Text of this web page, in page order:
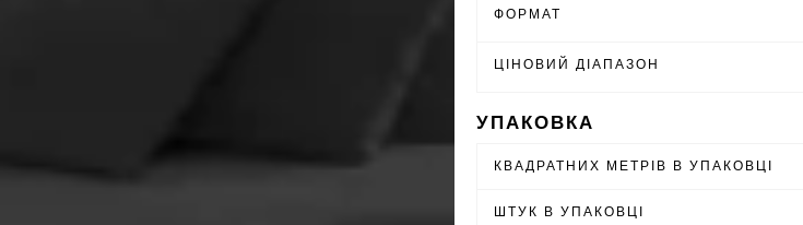
ФОРМАТ
ЦІНОВИЙ ДІАПАЗОН
УПАКОВКА
КВАДРАТНИХ МЕТРІВ В УПАКОВЦІ
ШТУК В УПАКОВЦІ